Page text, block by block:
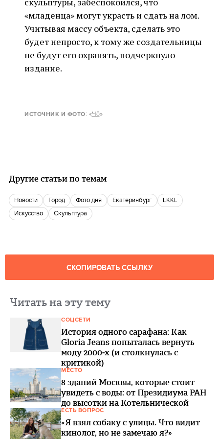
«младенца» могут украсть и сдать на лом.
Учитывая массу объекта, сделать это
будет непросто, к тому же создательницы
не будут его охранять, подчеркнуло
издание.
ИСТОЧНИК И ФОТО: «Чӧ»
Другие статьи по темам
новости город Фото дня Екатеринбург
LKKL
Искусство
скульптура
СКОПИРОВАТЬ ССЫЛКУ
Читать на эту тему
СОЦСЕТИ
История одного сарафана: Как
Gloria Jeans попыталась вернуть
моду 2000-х (и столкнулась с
критикой)
МЕСТО
8 зданий Москвы, которые стоит
увидеть с воды: от Президиума РАН
до высотки на Котельнической
ЕСТЬ ВОПРОС
«Я взял собаку с улицы. Что видит
кинолог, но не замечаю я?»